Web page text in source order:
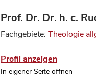
Prof. Dr. Dr. h. c.
Fachgebiete: Theologie
Profil anzeigen
In eigener Seite öffnen